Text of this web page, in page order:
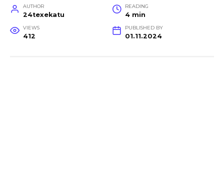
AUTHOR
24texekatu
READING
4 min
VIEWS
412
PUBLISHED BY
01.11.2024